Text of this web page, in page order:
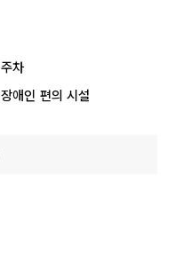
주차
장애인 편의 시설